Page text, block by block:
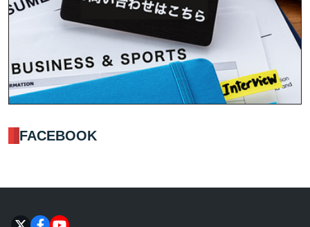
FACEBOOK